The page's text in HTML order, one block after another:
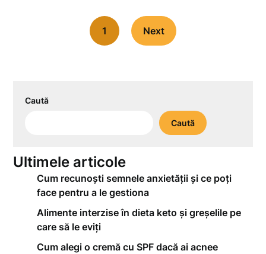
1 Next
Caută
Caută
Ultimele articole
Cum recunoști semnele anxietății și ce poți
face pentru a le gestiona
Alimente interzise în dieta keto și greșelile pe
care să le eviți
Cum alegi o cremă cu SPF dacă ai acnee